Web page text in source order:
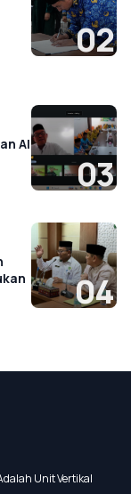
02
AI
03
04
Unit Vertikal